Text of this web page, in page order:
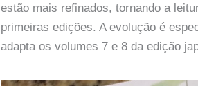
estão mais refinados, tornando a
primeiras edições. A evolução é
adapta os volumes 7 e 8 da edição